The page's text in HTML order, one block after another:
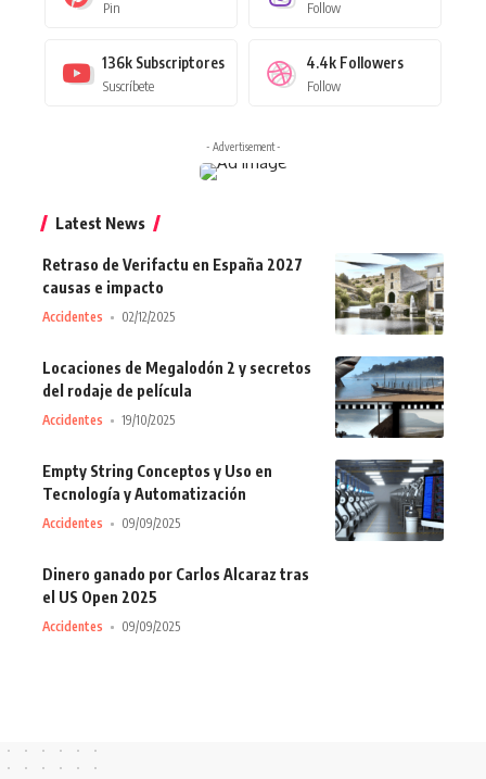
Pin Follow
136k Subscriptores
Suscríbete
4.4k Followers
Follow
- Advertisement -
Latest News
Retraso de Verifactu en España 2027
causas e impacto
Accidentes 02/12/2025
Locaciones de Megalodón 2 y secretos
del rodaje de película
Accidentes 19/10/2025
Empty String Conceptos y Uso en
Tecnología y Automatización
Accidentes 09/09/2025
Dinero ganado por Carlos Alcaraz tras
el US Open 2025
Accidentes 09/09/2025